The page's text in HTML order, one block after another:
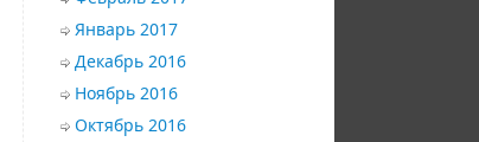
Январь 2017
Декабрь 2016
Ноябрь 2016
Октябрь 2016